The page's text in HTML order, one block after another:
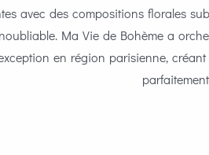
avec des compositions florales
Ma Vie de Bohème a
en région parisienne,